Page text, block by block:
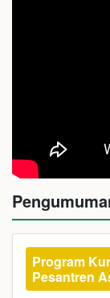
Program
Pesantren